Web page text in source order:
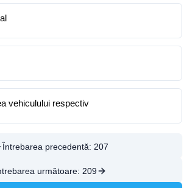
vehiculului respectiv
Întrebarea precedentă: 207
următoare: 209